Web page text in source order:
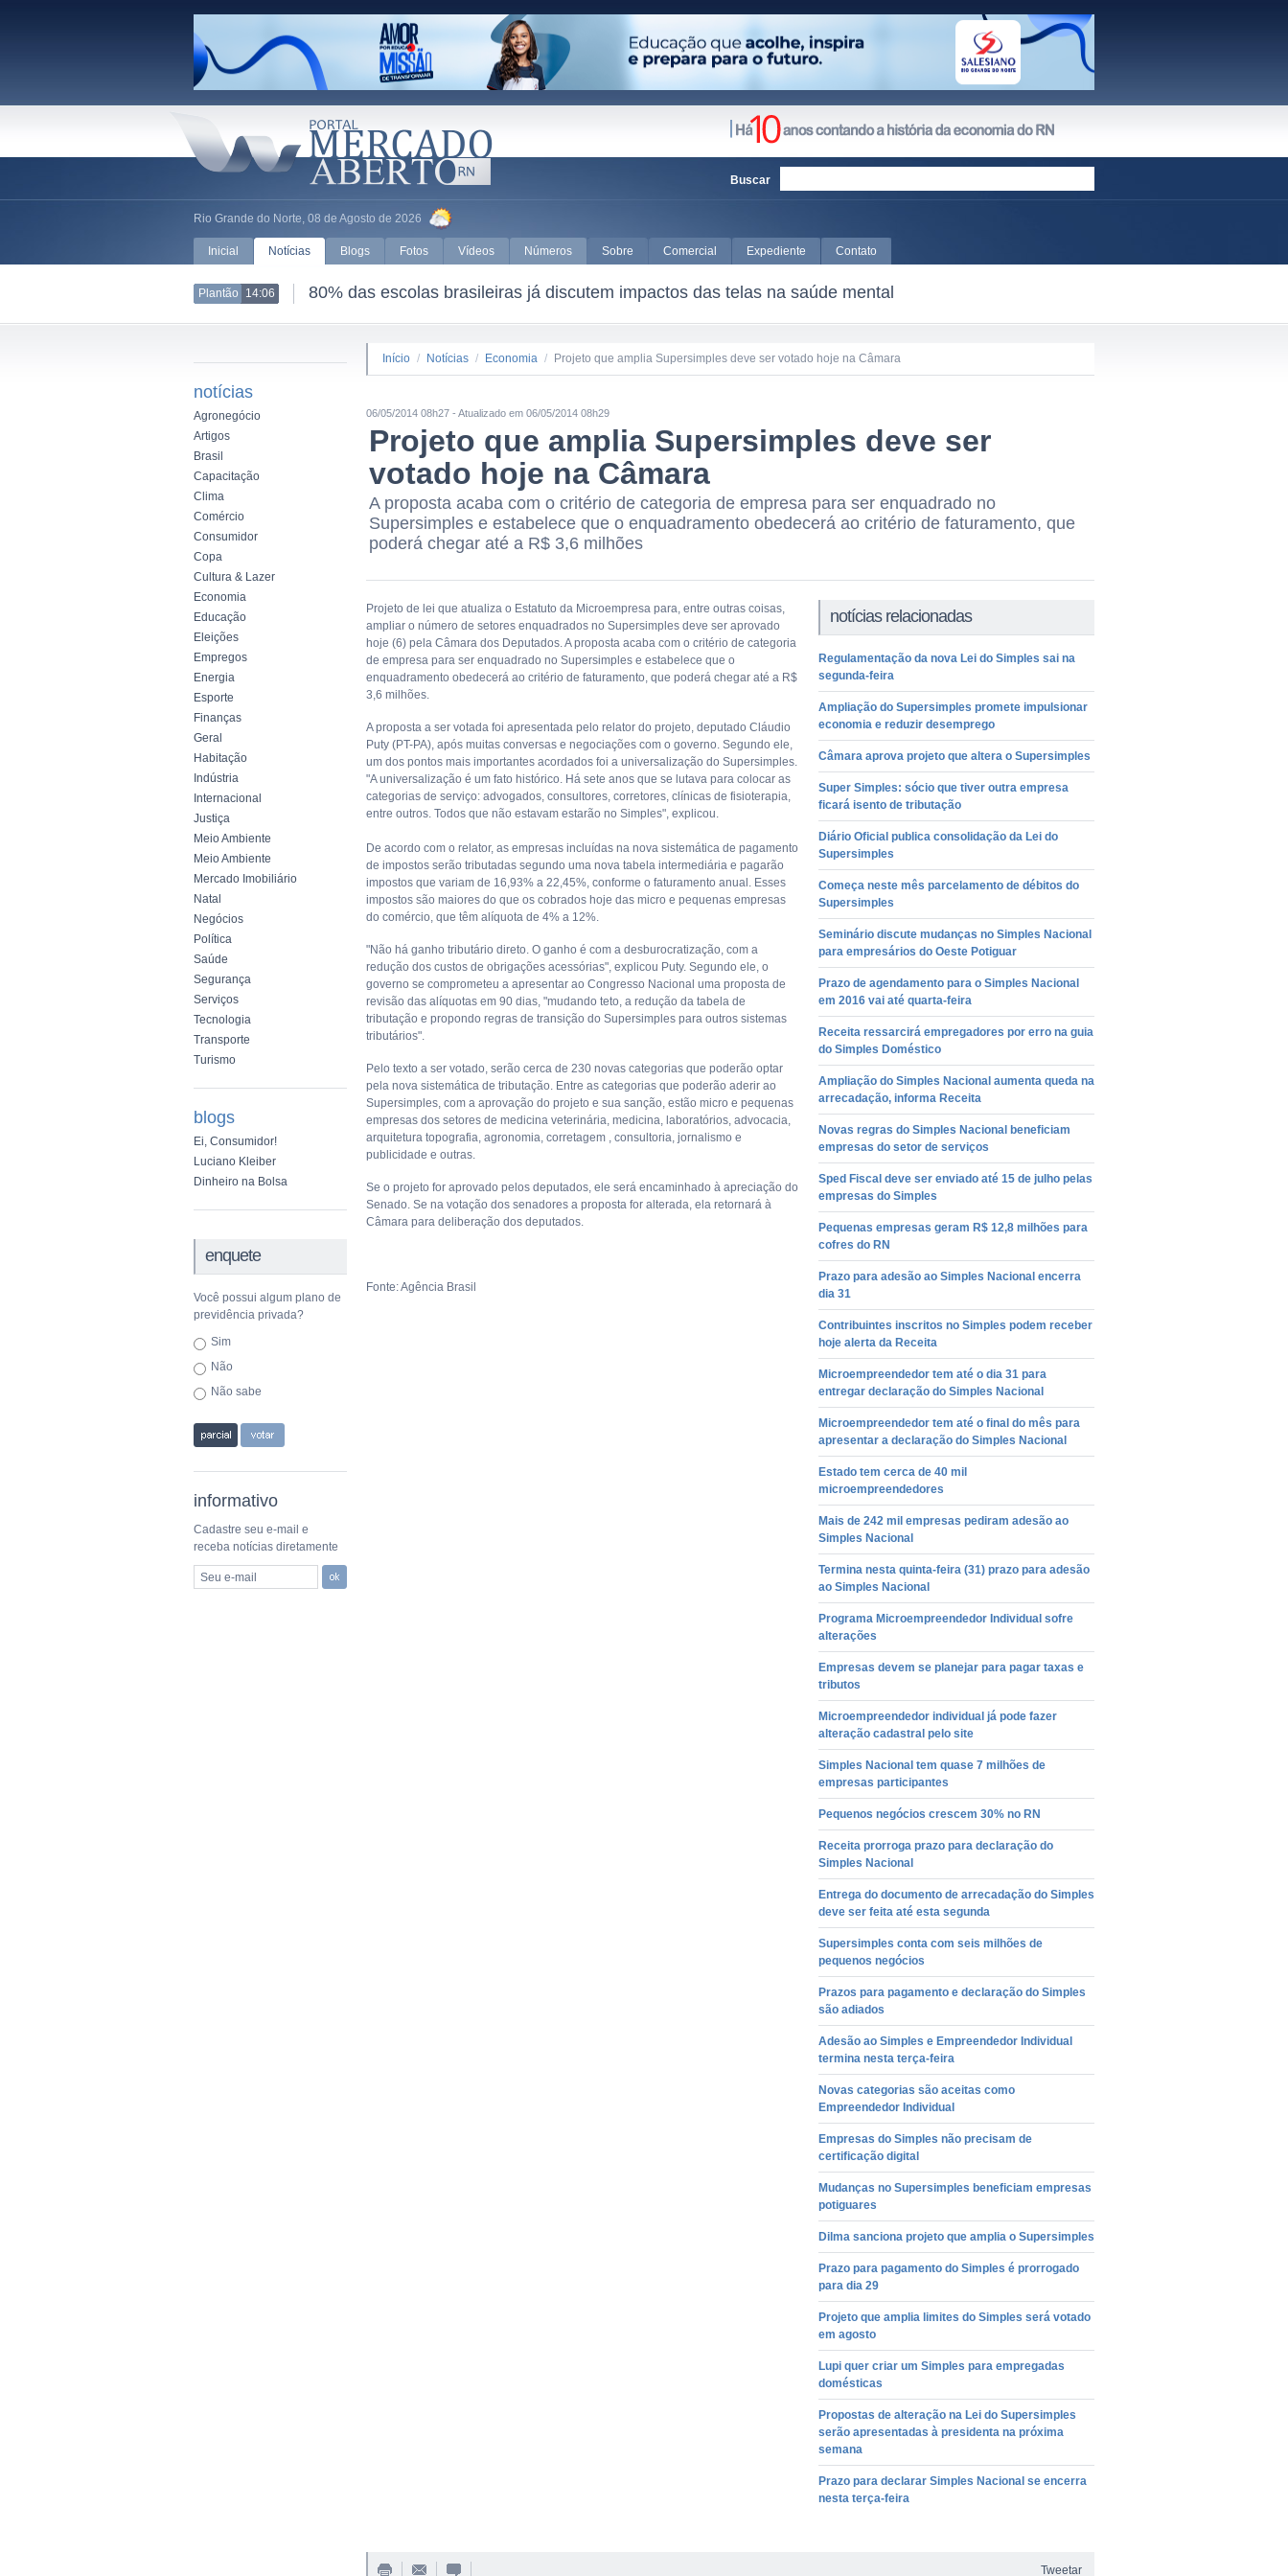
Rio Grande do Norte, 08 de Agosto de 2026
Buscar
Inicial Notícias Blogs Fotos Vídeos Números Sobre Comercial Expediente Contato
Plantão 14:06 80% das escolas brasileiras já discutem impactos das telas na saúde mental
notícias
Agronegócio
Artigos
Brasil
Capacitação
Clima
Comércio
Consumidor
Copa
Cultura & Lazer
Economia
Educação
Eleições
Empregos
Energia
Esporte
Finanças
Geral
Habitação
Indústria
Internacional
Justiça
Meio Ambiente
Meio Ambiente
Mercado Imobiliário
Natal
Negócios
Política
Saúde
Segurança
Serviços
Tecnologia
Transporte
Turismo
blogs
Ei, Consumidor!
Luciano Kleiber
Dinheiro na Bolsa
enquete
Você possui algum plano de
previdência privada?
Sim
Não
Não sabe
informativo
Cadastre seu e-mail e
receba notícias diretamente
Seu e-mail
Início / Notícias / Economia / Projeto que amplia Supersimples deve ser votado hoje na Câmara
06/05/2014 08h27 - Atualizado em 06/05/2014 08h29
Projeto que amplia Supersimples deve ser
votado hoje na Câmara
A proposta acaba com o critério de categoria de empresa para ser enquadrado no
Supersimples e estabelece que o enquadramento obedecerá ao critério de faturamento, que
poderá chegar até a R$ 3,6 milhões
notícias relacionadas
Regulamentação da nova Lei do Simples sai na
segunda-feira
Ampliação do Supersimples promete impulsionar
economia e reduzir desemprego
Câmara aprova projeto que altera o Supersimples
Super Simples: sócio que tiver outra empresa
ficará isento de tributação
Diário Oficial publica consolidação da Lei do
Supersimples
Começa neste mês parcelamento de débitos do
Supersimples
Seminário discute mudanças no Simples Nacional
para empresários do Oeste Potiguar
Prazo de agendamento para o Simples Nacional
em 2016 vai até quarta-feira
Receita ressarcirá empregadores por erro na guia
do Simples Doméstico
Ampliação do Simples Nacional aumenta queda na
arrecadação, informa Receita
Novas regras do Simples Nacional beneficiam
empresas do setor de serviços
Sped Fiscal deve ser enviado até 15 de julho pelas
empresas do Simples
Pequenas empresas geram R$ 12,8 milhões para
cofres do RN
Prazo para adesão ao Simples Nacional encerra
dia 31
Contribuintes inscritos no Simples podem receber
hoje alerta da Receita
Microempreendedor tem até o dia 31 para
entregar declaração do Simples Nacional
Microempreendedor tem até o final do mês para
apresentar a declaração do Simples Nacional
Estado tem cerca de 40 mil
microempreendedores
Mais de 242 mil empresas pediram adesão ao
Simples Nacional
Termina nesta quinta-feira (31) prazo para adesão
ao Simples Nacional
Programa Microempreendedor Individual sofre
alterações
Empresas devem se planejar para pagar taxas e
tributos
Microempreendedor individual já pode fazer
alteração cadastral pelo site
Simples Nacional tem quase 7 milhões de
empresas participantes
Pequenos negócios crescem 30% no RN
Receita prorroga prazo para declaração do
Simples Nacional
Entrega do documento de arrecadação do Simples
deve ser feita até esta segunda
Supersimples conta com seis milhões de
pequenos negócios
Prazos para pagamento e declaração do Simples
são adiados
Adesão ao Simples e Empreendedor Individual
termina nesta terça-feira
Novas categorias são aceitas como
Empreendedor Individual
Empresas do Simples não precisam de
certificação digital
Mudanças no Supersimples beneficiam empresas
potiguares
Dilma sanciona projeto que amplia o Supersimples
Prazo para pagamento do Simples é prorrogado
para dia 29
Projeto que amplia limites do Simples será votado
em agosto
Lupi quer criar um Simples para empregadas
domésticas
Propostas de alteração na Lei do Supersimples
serão apresentadas à presidenta na próxima
semana
Prazo para declarar Simples Nacional se encerra
nesta terça-feira
Projeto de lei que atualiza o Estatuto da Microempresa para, entre outras coisas,
ampliar o número de setores enquadrados no Supersimples deve ser aprovado
hoje (6) pela Câmara dos Deputados. A proposta acaba com o critério de categoria
de empresa para ser enquadrado no Supersimples e estabelece que o
enquadramento obedecerá ao critério de faturamento, que poderá chegar até a R$
3,6 milhões.
A proposta a ser votada foi apresentada pelo relator do projeto, deputado Cláudio
Puty (PT-PA), após muitas conversas e negociações com o governo. Segundo ele,
um dos pontos mais importantes acordados foi a universalização do Supersimples.
"A universalização é um fato histórico. Há sete anos que se lutava para colocar as
categorias de serviço: advogados, consultores, corretores, clínicas de fisioterapia,
entre outros. Todos que não estavam estarão no Simples", explicou.
De acordo com o relator, as empresas incluídas na nova sistemática de pagamento
de impostos serão tributadas segundo uma nova tabela intermediária e pagarão
impostos que variam de 16,93% a 22,45%, conforme o faturamento anual. Esses
impostos são maiores do que os cobrados hoje das micro e pequenas empresas
do comércio, que têm alíquota de 4% a 12%.
"Não há ganho tributário direto. O ganho é com a desburocratização, com a
redução dos custos de obrigações acessórias", explicou Puty. Segundo ele, o
governo se comprometeu a apresentar ao Congresso Nacional uma proposta de
revisão das alíquotas em 90 dias, "mudando teto, a redução da tabela de
tributação e propondo regras de transição do Supersimples para outros sistemas
tributários".
Pelo texto a ser votado, serão cerca de 230 novas categorias que poderão optar
pela nova sistemática de tributação. Entre as categorias que poderão aderir ao
Supersimples, com a aprovação do projeto e sua sanção, estão micro e pequenas
empresas dos setores de medicina veterinária, medicina, laboratórios, advocacia,
arquitetura topografia, agronomia, corretagem , consultoria, jornalismo e
publicidade e outras.
Se o projeto for aprovado pelos deputados, ele será encaminhado à apreciação do
Senado. Se na votação dos senadores a proposta for alterada, ela retornará à
Câmara para deliberação dos deputados.
Fonte: Agência Brasil
Tweetar